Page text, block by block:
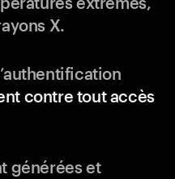
X.
contre tout accès
générées et